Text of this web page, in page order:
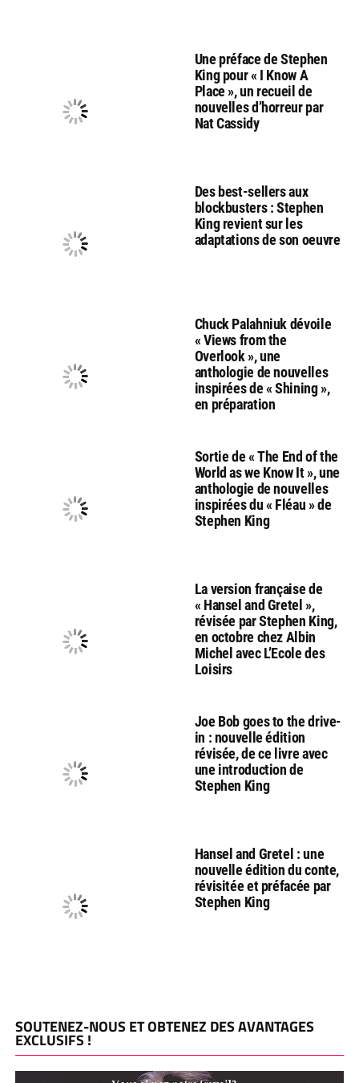
Une préface de Stephen
King pour « I Know A
Place », un recueil de
nouvelles d’horreur par
Nat Cassidy
Des best-sellers aux
blockbusters : Stephen
King revient sur les
adaptations de son oeuvre
Chuck Palahniuk dévoile
« Views from the
Overlook », une
anthologie de nouvelles
inspirées de « Shining »,
en préparation
Sortie de « The End of the
World as we Know It », une
anthologie de nouvelles
inspirées du « Fléau » de
Stephen King
La version française de
« Hansel and Gretel »,
révisée par Stephen King,
en octobre chez Albin
Michel avec L’Ecole des
Loisirs
Joe Bob goes to the drive-
in : nouvelle édition
révisée, de ce livre avec
une introduction de
Stephen King
Hansel and Gretel : une
nouvelle édition du conte,
révisitée et préfacée par
Stephen King
SOUTENEZ-NOUS ET OBTENEZ DES AVANTAGES
EXCLUSIFS !